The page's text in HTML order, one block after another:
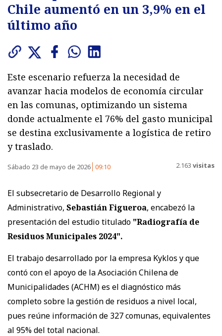
Chile aumentó en un 3,9% en el
último año
Este escenario refuerza la necesidad de
avanzar hacia modelos de economía circular
en las comunas, optimizando un sistema
donde actualmente el 76% del gasto municipal
se destina exclusivamente a logística de retiro
y traslado.
Sábado 23 de mayo de 2026 09:10 2.163 visitas
El subsecretario de Desarrollo Regional y
Administrativo, Sebastián Figueroa, encabezó la
presentación del estudio titulado "Radiografía de
Residuos Municipales 2024".
El trabajo desarrollado por la empresa Kyklos y que
contó con el apoyo de la Asociación Chilena de
Municipalidades (ACHM) es el diagnóstico más
completo sobre la gestión de residuos a nivel local,
pues reúne información de 327 comunas, equivalentes
al 95% del total nacional.